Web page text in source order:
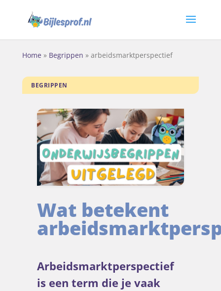
Home » Begrippen » arbeidsmarktperspectief
BEGRIPPEN
Wat betekent
Arbeidsmarktperspectief
is een term die je vaak